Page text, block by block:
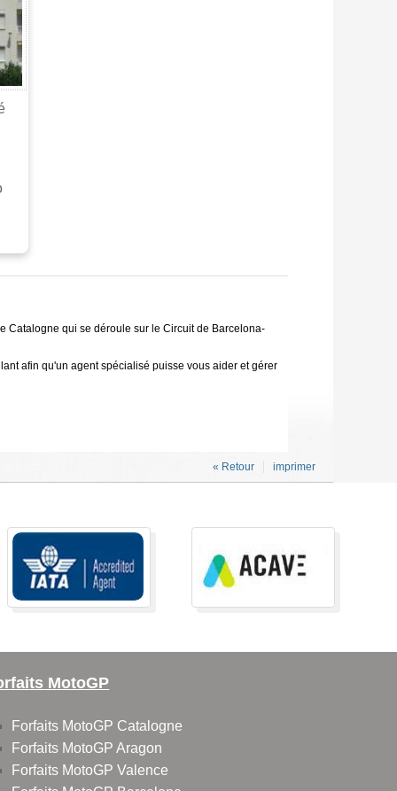
Catalogne qui se déroule sur le Circuit de Barcelona-
afin qu'un agent spécialisé puisse vous aider et gérer
imprimer
« Retour
MotoGP
Forfaits MotoGP Catalogne
Forfaits MotoGP Aragon
Forfaits MotoGP Valence